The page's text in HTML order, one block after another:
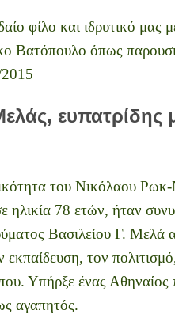
φίλο και ιδρυτικό μας
Βατόπουλο όπως
ευπατρίδης
του Νικόλαου Ρωκ-
ηλικία 78 ετών, ήταν
Βασιλείου Γ. Μελά
τον
Υπήρξε ένας Αθηναίος
αγαπητός.